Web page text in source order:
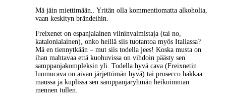
Mä jäin miettimään.. Yritän olla kommentiomatta alkoholia,
vaan keskityn brändeihin.
Freixenet on espanjalainen viininvalmistaja (tai no,
katalonialainen), onko heillä siis tuotantoa myös Italiassa?
Mä en tiennytkään – mut siis todella jees! Koska musta on
ihan mahtavaa että kuohuvissa on vihdoin päästy sen
samppanjakompleksin yli. Todella hyvä cava (Freixnetin
luomucava on aivan järjettömän hyvä) tai prosecco hakkaa
maussa ja kuplissa sen samppanjaryhmän heikoimman
mennen tullen.